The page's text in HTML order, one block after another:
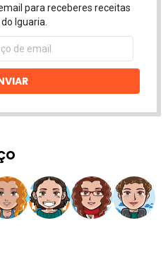
para receberes receitas
Iguaria.